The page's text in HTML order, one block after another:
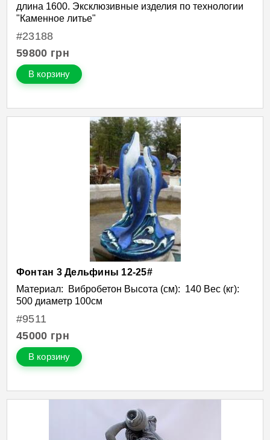
длина 1600. Эксклюзивные изделия по технологии
"Каменное литье"
#23188
59800 грн
В корзину
Фонтан 3 Дельфины 12-25#
Материал: Вибробетон Высота (см): 140 Вес (кг):
500 диаметр 100см
#9511
45000 грн
В корзину